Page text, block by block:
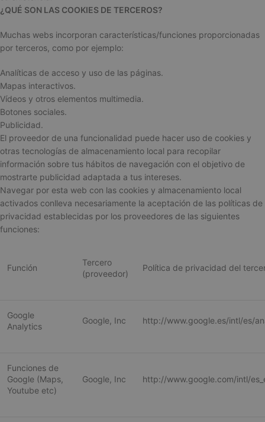
¿QUÉ SON LAS COOKIES DE TERCEROS?
Muchas webs incorporan características/funciones proporcionadas
por terceros, como por ejemplo:
Analíticas de acceso y uso de las páginas.
Mapas interactivos.
Vídeos y otros elementos multimedia.
Botones sociales.
Publicidad.
El proveedor de una funcionalidad puede hacer uso de cookies y
otras tecnologías de almacenamiento local para recopilar
información sobre tus hábitos de navegación con el objetivo de
mostrarte publicidad adaptada a tus intereses.
Navegar por esta web con las cookies y almacenamiento local
activados conlleva necesariamente la aceptación de las políticas de
privacidad establecidas por los proveedores de las siguientes
funciones:
Función
Tercero
(proveedor)
Política de privacidad del
Google
Analytics
Google, Inc http://www.google.es/intl/es/
Funciones de
Google (Maps,
Youtube etc)
Google, Inc http://www.google.com/intl/